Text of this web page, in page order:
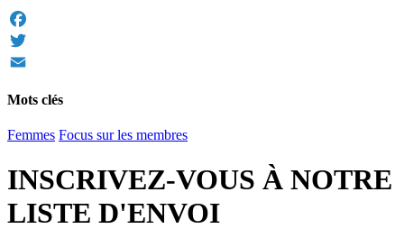
Facebook
Twitter
Mots clés
Femmes Focus sur les membres
INSCRIVEZ-VOUS À NOTRE
LISTE D'ENVOI